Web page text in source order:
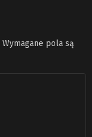
Wymagane pola są